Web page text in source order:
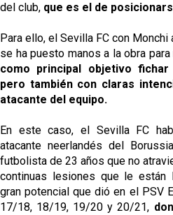
del club, que es el de
Para ello, el Sevilla FC con
se ha puesto manos a la obra
como principal objetivo
pero también con claras
atacante del equipo.
En este caso, el Sevilla FC
atacante neerlandés del
futbolista de 23 años que no
continuas lesiones que le están
gran potencial que dió en el PSV
17/18, 18/19, 19/20 y 20/21,